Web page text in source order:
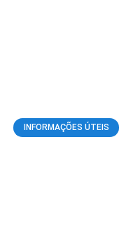
INFORMAÇÕES ÚTEIS